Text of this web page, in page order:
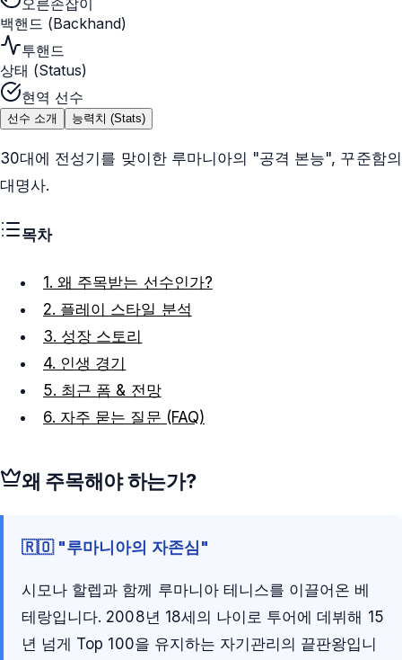
백핸드 (Backhand)
투핸드
상태 (Status)
현역 선수
선수 소개 능력치 (Stats)
30대에 전성기를 맞이한 루마니아의 "공격 본능", 꾸준함의
대명사.
목차
1. 왜 주목받는 선수인가?
2. 플레이 스타일 분석
3. 성장 스토리
4. 인생 경기
5. 최근 폼 & 전망
6. 자주 묻는 질문 (FAQ)
왜 주목해야 하는가?
🇷🇴 "루마니아의 자존심"
시모나 할렙과 함께 루마니아 테니스를 이끌어온 베
테랑입니다. 2008년 18세의 나이로 투어에 데뷔해 15
년 넘게 Top 100을 유지하는 자기관리의 끝판왕입니